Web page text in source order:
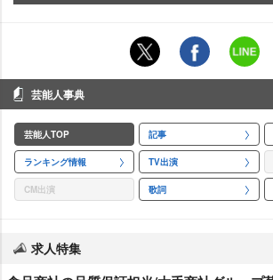
芸能人事典
芸能人TOP 記事
ランキング情報 TV出演
CM出演 歌詞
求人特集